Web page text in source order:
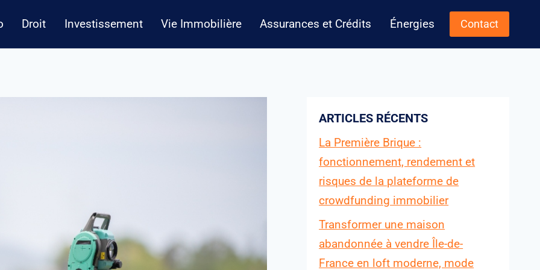
Droit Investissement Vie Immobilière Assurances et Crédits Énergies Contact
ARTICLES RÉCENTS
La Première Brique :
fonctionnement, rendement et
risques de la plateforme de
crowdfunding immobilier
Transformer une maison
abandonnée à vendre Île-de-
France en loft moderne, mode